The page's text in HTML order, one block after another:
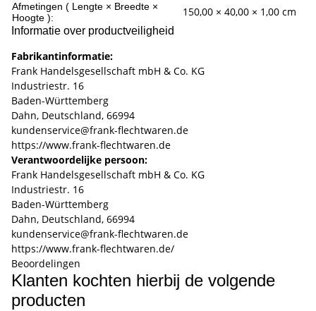
Afmetingen ( Lengte × Breedte ×
Hoogte ):
150,00 × 40,00 × 1,00 cm
Informatie over productveiligheid
Fabrikantinformatie:
Frank Handelsgesellschaft mbH & Co. KG
Industriestr. 16
Baden-Württemberg
Dahn, Deutschland, 66994
kundenservice@frank-flechtwaren.de
https://www.frank-flechtwaren.de
Verantwoordelijke persoon:
Frank Handelsgesellschaft mbH & Co. KG
Industriestr. 16
Baden-Württemberg
Dahn, Deutschland, 66994
kundenservice@frank-flechtwaren.de
https://www.frank-flechtwaren.de/
Beoordelingen
Klanten kochten hierbij de volgende
producten